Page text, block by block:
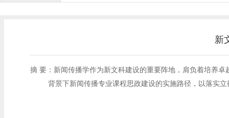
新
摘 要：新闻传播学作为新文科建设的重要阵地，肩负着培养
背景下新闻传播专业课程思政建设的实施路径，以落实